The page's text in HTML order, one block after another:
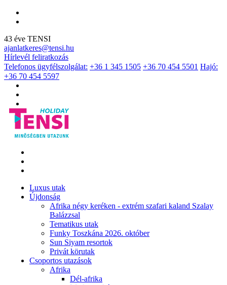
43 éve TENSI
ajanlatkeres@tensi.hu
Hírlevél feliratkozás
Telefonos ügyfélszolgálat: +36 1 345 1505 +36 70 454 5501 Hajó:
+36 70 454 5597
Luxus utak
Újdonság
Afrika négy keréken - extrém szafari kaland Szalay
Balázzsal
Tematikus utak
Funky Toszkána 2026. október
Sun Siyam resortok
Privát körutak
Csoportos utazások
Afrika
Dél-afrika